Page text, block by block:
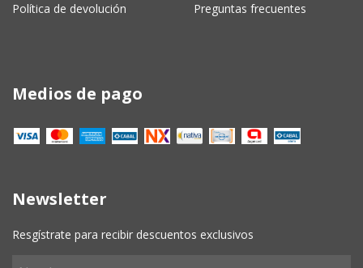
Política de devolución Preguntas frecuentes
Medios de pago
Newsletter
Resgístrate para recibir descuentos exclusivos